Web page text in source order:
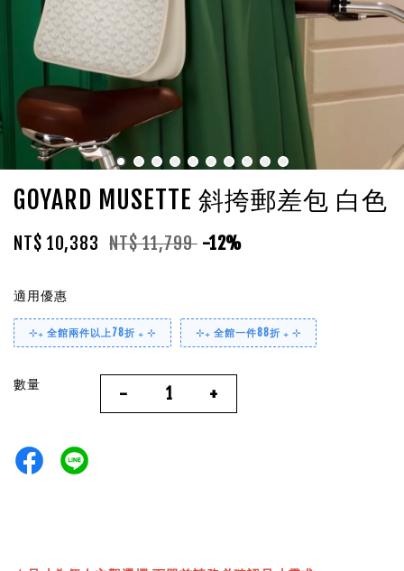
GOYARD MUSETTE 斜挎郵差包 白色
NT$ 10,383 NT$ 11,799 -12%
適用優惠
⊹₊ 全館兩件以上78折 ₊ ⊹ ⊹₊ 全館一件88折 ₊ ⊹
數量 - +